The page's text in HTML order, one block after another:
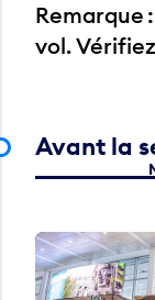
Remarque
vol.
Avant la